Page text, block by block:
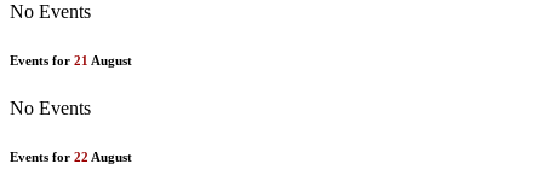
No Events
Events for 21 August
No Events
Events for 22 August